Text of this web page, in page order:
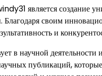
является создание
Благодаря своим
и
в научной
публикаций,